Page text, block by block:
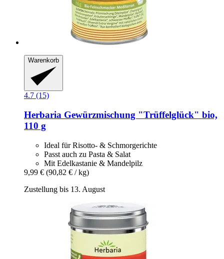
Warenkorb
4.7 (15)
Herbaria Gewürzmischung "Trüffelglück" bio,
110 g
Ideal für Risotto- & Schmorgerichte
Passt auch zu Pasta & Salat
Mit Edelkastanie & Mandelpilz
9,99 € (90,82 € / kg)
Zustellung bis 13. August